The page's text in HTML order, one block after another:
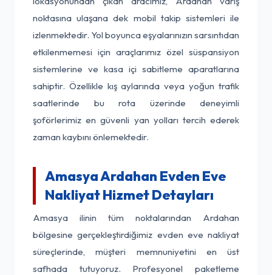
noktasına ulaşana dek mobil takip sistemleri ile
izlenmektedir. Yol boyunca eşyalarınızın sarsıntıdan
etkilenmemesi için araçlarımız özel süspansiyon
sistemlerine ve kasa içi sabitleme aparatlarına
sahiptir. Özellikle kış aylarında veya yoğun trafik
saatlerinde bu rota üzerinde deneyimli
şoförlerimiz en güvenli yan yolları tercih ederek
zaman kaybını önlemektedir.
Amasya Ardahan Evden Eve
Nakliyat Hizmet Detayları
Amasya ilinin tüm noktalarından Ardahan
bölgesine gerçekleştirdiğimiz evden eve nakliyat
süreçlerinde, müşteri memnuniyetini en üst
safhada tutuyoruz. Profesyonel paketleme